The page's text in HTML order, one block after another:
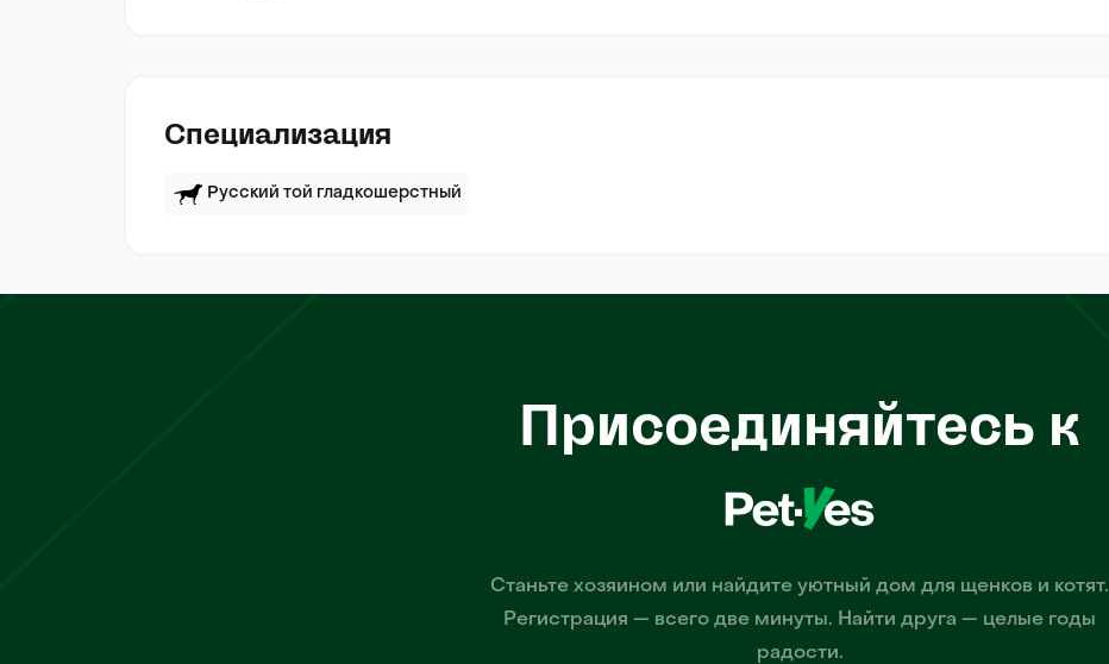
Специализация
Русский той гладкошерстный
Присоединяйтесь к
Станьте хозяином или найдите уютный дом для щенков и котят.
Регистрация — всего две минуты. Найти друга — целые годы
радости.